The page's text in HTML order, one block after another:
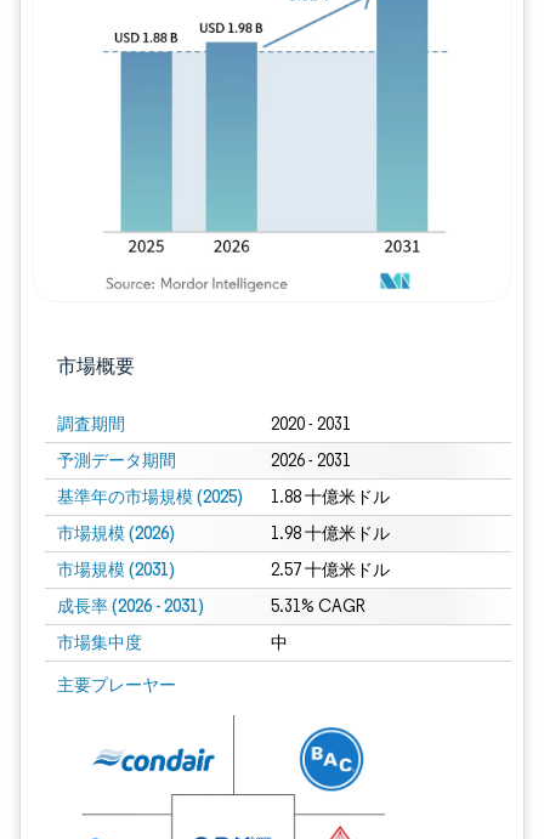
市場概要
調査期間 2020 - 2031
予測データ期間 2026 - 2031
基準年の市場規模 (2025) 1.88 十億米ドル
市場規模 (2026) 1.98 十億米ドル
市場規模 (2031) 2.57 十億米ドル
成長率 (2026 - 2031) 5.31% CAGR
市場集中度 中
主要プレーヤー
画像 © Mordor Intelligence。再利用にはCC BY 4.0の表示が必要です。